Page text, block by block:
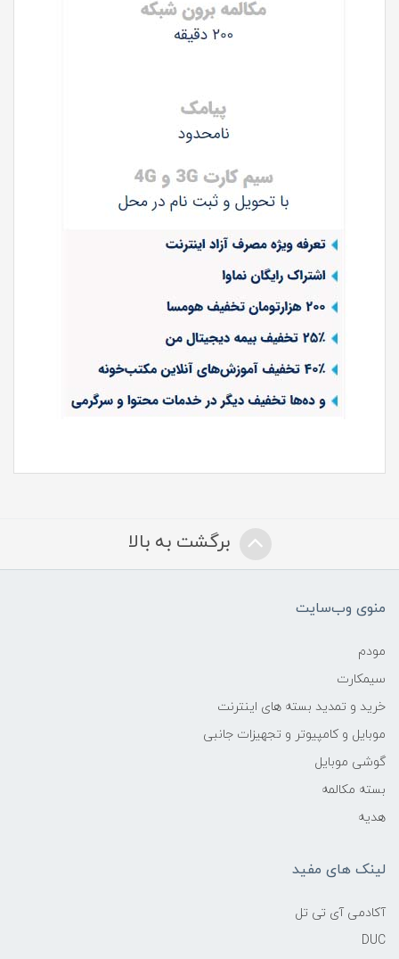
برگشت به بالا
منوی وب‌سایت
مودم
سیمکارت
خرید و تمدید بسته های اینترنت
موبایل و کامپیوتر و تجهیزات جانبی
گوشی موبایل
بسته مکالمه
هدیه
لینک های مفید
آکادمی آی تی تل
DUC